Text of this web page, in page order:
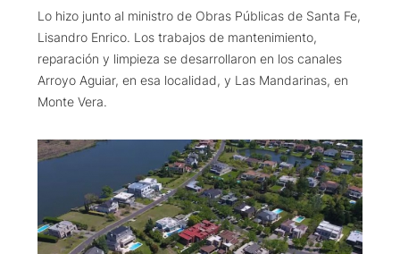
Lo hizo junto al ministro de Obras Públicas de Santa Fe,
Lisandro Enrico. Los trabajos de mantenimiento,
reparación y limpieza se desarrollaron en los canales
Arroyo Aguiar, en esa localidad, y Las Mandarinas, en
Monte Vera.